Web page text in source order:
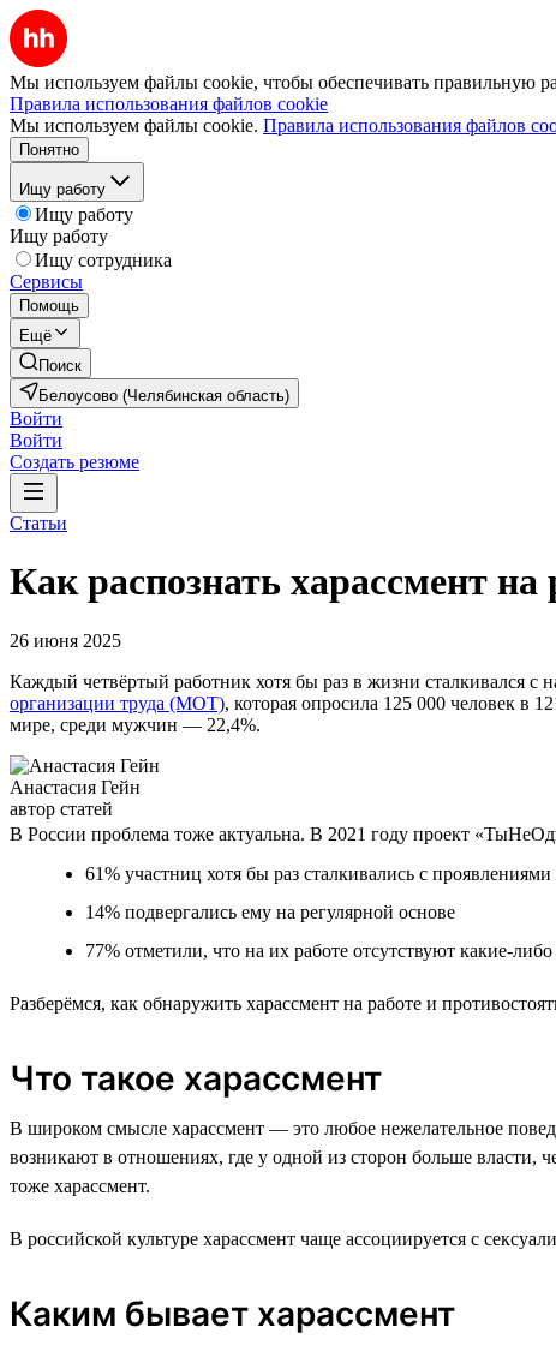
Мы используем файлы cookie, чтобы обеспечивать правильную
Правила использования файлов cookie
Мы используем файлы cookie. Правила использования файлов
Понятно
Ищу работу
Ищу работу
Ищу работу
Ищу сотрудника
Сервисы
Помощь
Ещё
Поиск
Белоусово (Челябинская область)
Войти
Войти
Создать резюме
Статьи
Как распознать харассмент на
26 июня 2025
Каждый четвёртый работник хотя бы раз в жизни сталкивался с
организации труда (МОТ), которая опросила 125 000 человек в
мире, среди мужчин — 22,4%.
Анастасия Гейн
автор статей
В России проблема тоже актуальна. В 2021 году проект
61% участниц хотя бы раз сталкивались с проявлениями
14% подвергались ему на регулярной основе
77% отметили, что на их работе отсутствуют какие-
Разберёмся, как обнаружить харассмент на работе и
Что такое харассмент
В широком смысле харассмент — это любое нежелательное
возникают в отношениях, где у одной из сторон больше власти,
тоже харассмент.
В российской культуре харассмент чаще ассоциируется с
Каким бывает харассмент